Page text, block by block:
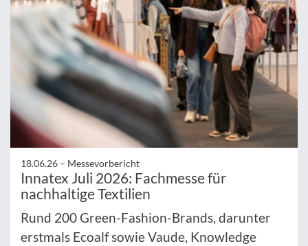
18.06.26 – Messevorbericht
Innatex Juli 2026: Fachmesse für
nachhaltige Textilien
Rund 200 Green-Fashion-Brands, darunter
erstmals Ecoalf sowie Vaude, Knowledge